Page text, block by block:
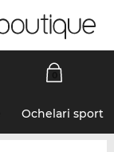
Ochelari sport